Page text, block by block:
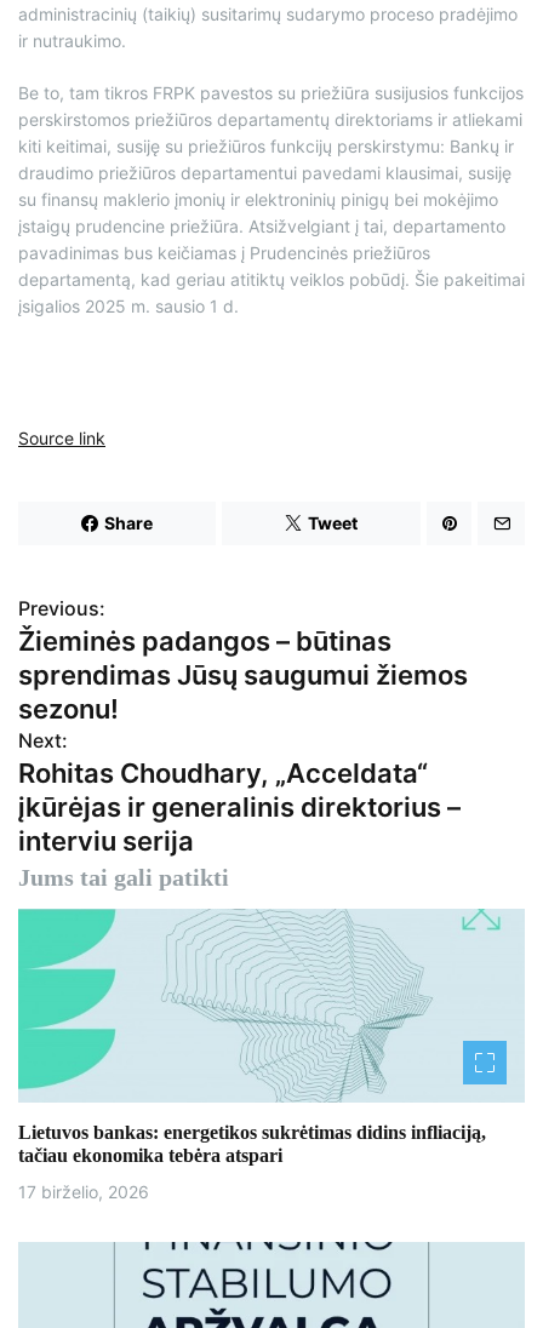
administracinių (taikių) susitarimų sudarymo proceso pradėjimo
ir nutraukimo.
Be to, tam tikros FRPK pavestos su priežiūra susijusios funkcijos
perskirstomos priežiūros departamentų direktoriams ir atliekami
kiti keitimai, susiję su priežiūros funkcijų perskirstymu: Bankų ir
draudimo priežiūros departamentui pavedami klausimai, susiję
su finansų maklerio įmonių ir elektroninių pinigų bei mokėjimo
įstaigų prudencine priežiūra. Atsižvelgiant į tai, departamento
pavadinimas bus keičiamas į Prudencinės priežiūros
departamentą, kad geriau atitiktų veiklos pobūdį. Šie pakeitimai
įsigalios 2025 m. sausio 1 d.
Source link
Share Tweet
N
a
v
i
g
a
c
a
a
r
Previous:
Žieminės padangos – būtinas
sprendimas Jūsų saugumui žiemos
sezonu!
Next:
Rohitas Choudhary, „Acceldata“
įkūrėjas ir generalinis direktorius –
interviu serija
Jums tai gali patikti
Lietuvos bankas: energetikos sukrėtimas didins infliaciją,
tačiau ekonomika tebėra atspari
17 birželio, 2026